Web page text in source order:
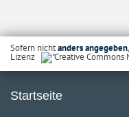
Sofern nichtanders angegeben
Lizenz
Startseite